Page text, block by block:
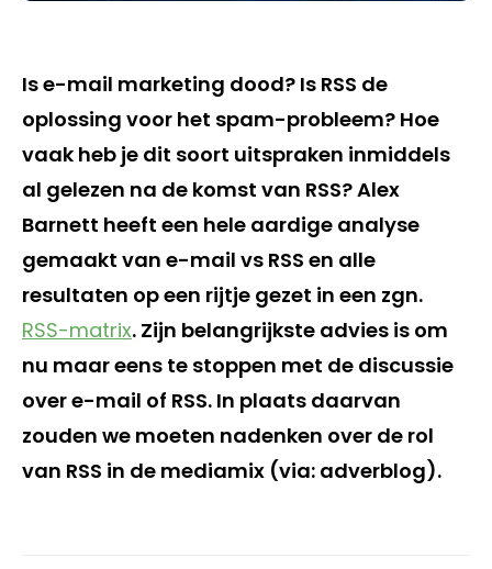
Is e-mail marketing dood? Is RSS de
oplossing voor het spam-probleem? Hoe
vaak heb je dit soort uitspraken inmiddels
al gelezen na de komst van RSS? Alex
Barnett heeft een hele aardige analyse
gemaakt van e-mail vs RSS en alle
resultaten op een rijtje gezet in een zgn.
RSS-matrix. Zijn belangrijkste advies is om
nu maar eens te stoppen met de discussie
over e-mail of RSS. In plaats daarvan
zouden we moeten nadenken over de rol
van RSS in de mediamix (via: adverblog).